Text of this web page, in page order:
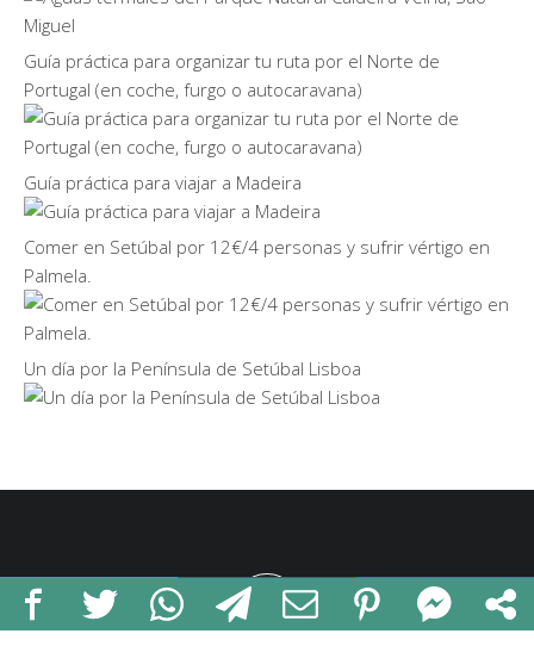
Guía práctica para organizar tu ruta por el Norte de
Portugal (en coche, furgo o autocaravana)
Guía práctica para viajar a Madeira
Comer en Setúbal por 12€/4 personas y sufrir vértigo en
Palmela.
Un día por la Península de Setúbal Lisboa